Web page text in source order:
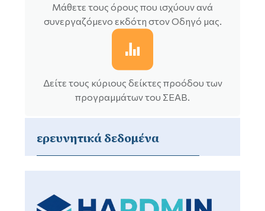
Μάθετε τους όρους που ισχύουν ανά
συνεργαζόμενο εκδότη στον Οδηγό μας.
Δείτε τους κύριους δείκτες προόδου των
προγραμμάτων του ΣΕΑΒ.
ερευνητικά δεδομένα